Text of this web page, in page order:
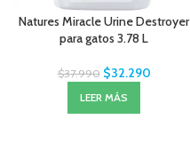
Natures Miracle Urine Destroyer
para gatos 3.78 L
$37.990 $32.290
LEER MÁS